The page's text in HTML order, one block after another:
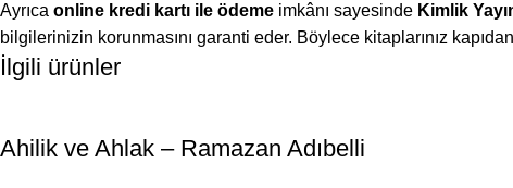
Ayrıca online kredi kartı ile ödeme imkânı sayesinde Kimlik
bilgilerinizin korunmasını garanti eder. Böylece kitaplarınız
İlgili ürünler
Ahilik ve Ahlak – Ramazan Adıbelli